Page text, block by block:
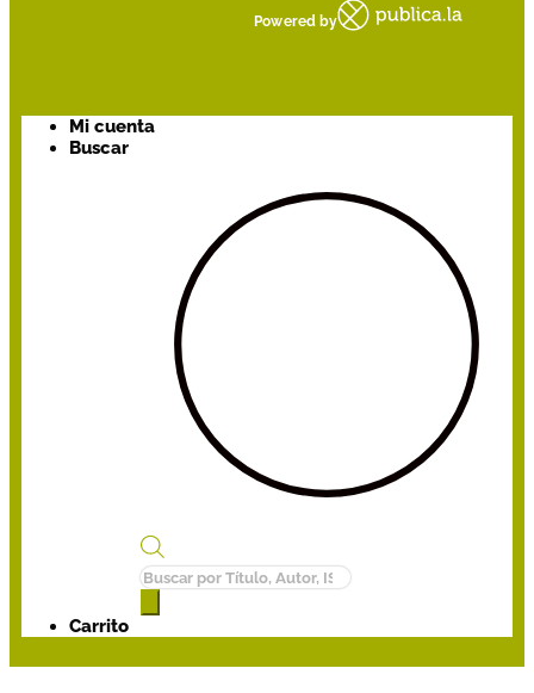
Powered by
Mi cuenta
Buscar
Búsqueda
de
Carrito